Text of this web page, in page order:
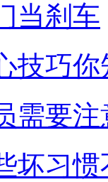
当刹车
技巧你
需要
坏习惯